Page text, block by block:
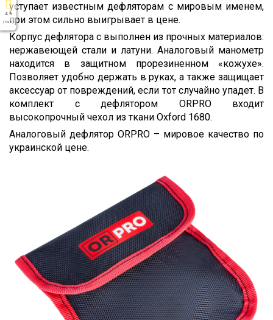
уступает известным дефляторам с мировым именем,
при этом сильно выигрывает в цене.
Корпус дефлятора с выполнен из прочных материалов:
нержавеющей стали и латуни. Аналоговый манометр
находится в защитном прорезиненном «кожухе».
Позволяет удобно держать в руках, а также защищает
аксессуар от повреждений, если тот случайно упадет. В
комплект с дефлятором ORPRO входит
высокопрочный чехол из ткани Oxford 1680.
Аналоговый дефлятор ORPRO – мировое качество по
украинской цене.
4.9
( На 5 )